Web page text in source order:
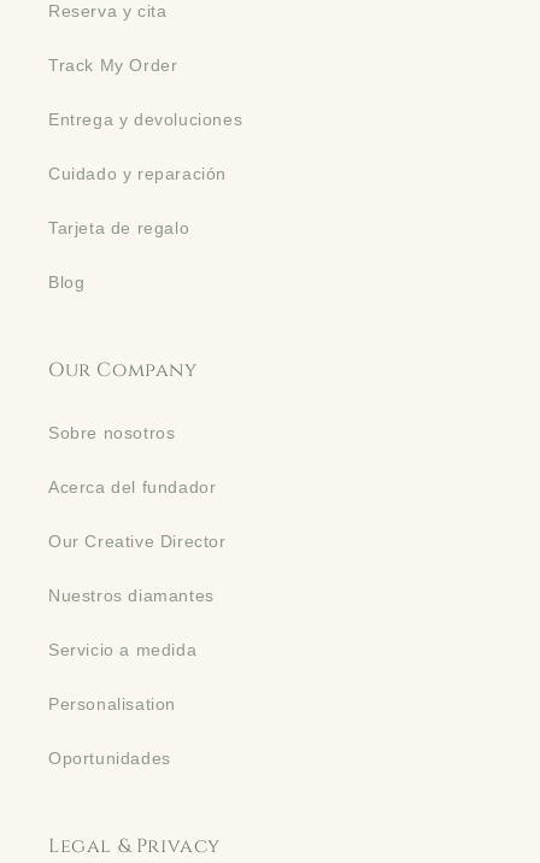
Reserva y cita
Track My Order
Entrega y devoluciones
Cuidado y reparación
Tarjeta de regalo
Blog
Our Company
Sobre nosotros
Acerca del fundador
Our Creative Director
Nuestros diamantes
Servicio a medida
Personalisation
Oportunidades
Legal & Privacy